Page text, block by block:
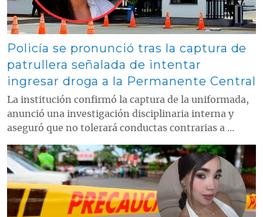
Policía se pronunció tras la captura de
patrullera señalada de intentar
ingresar droga a la Permanente Central
La institución confirmó la captura de la uniformada,
anunció una investigación disciplinaria interna y
aseguró que no tolerará conductas contrarias a ...
Contenido multimedia principal